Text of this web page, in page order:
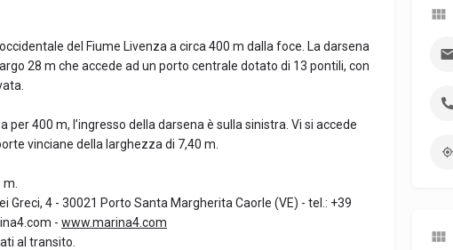
del Fiume Livenza a circa 400 m dalla foce. La darsena
28 m che accede ad un porto centrale dotato di 13 pontili, con
per 400 m, l’ingresso della darsena è sulla sinistra. Vi si accede
vinciane della larghezza di 7,40 m.
Greci, 4 - 30021 Porto Santa Margherita Caorle (VE) - tel.: +39
- www.marina4.com
al transito.